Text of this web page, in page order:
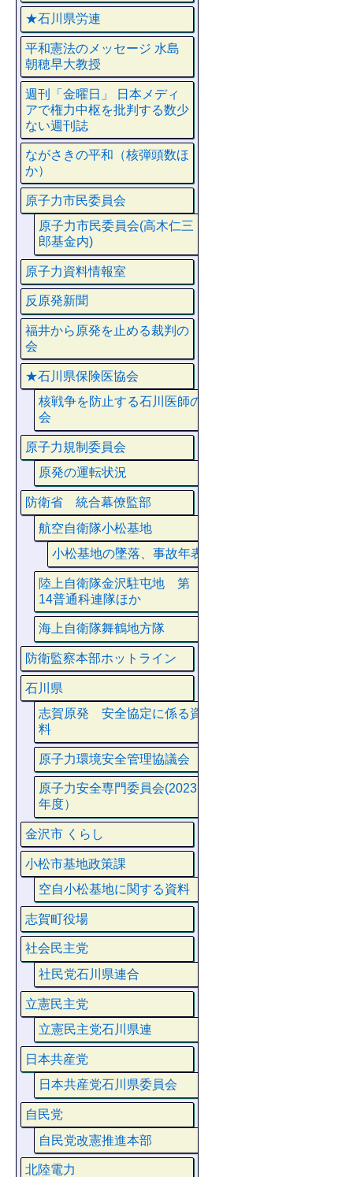
★石川県労連
平和憲法のメッセージ 水島
朝穂早大教授
週刊「金曜日」 日本メディ
アで権力中枢を批判する数少
ない週刊誌
ながさきの平和（核弾頭数ほ
か）
原子力市民委員会
原子力市民委員会(高木仁三
郎基金内)
原子力資料情報室
反原発新聞
福井から原発を止める裁判の
会
★石川県保険医協会
核戦争を防止する石川医師の
会
原子力規制委員会
原発の運転状況
防衛省 統合幕僚監部
航空自衛隊小松基地
小松基地の墜落、事故年表
陸上自衛隊金沢駐屯地 第
14普通科連隊ほか
海上自衛隊舞鶴地方隊
防衛監察本部ホットライン
石川県
志賀原発 安全協定に係る資
料
原子力環境安全管理協議会
原子力安全専門委員会(2023
年度）
金沢市 くらし
小松市基地政策課
空自小松基地に関する資料
志賀町役場
社会民主党
社民党石川県連合
立憲民主党
立憲民主党石川県連
日本共産党
日本共産党石川県委員会
自民党
自民党改憲推進本部
北陸電力